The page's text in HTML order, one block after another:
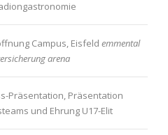
Campus, Eisfeld emmental
arena
Präsentation, Präsentation
und Ehrung U17-Elit